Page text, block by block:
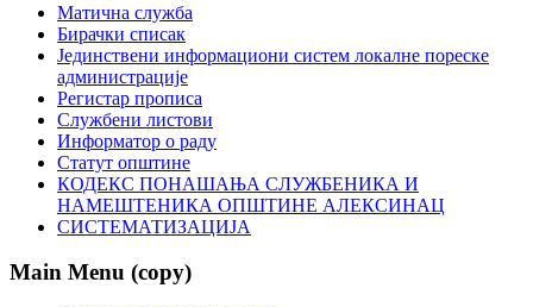
Матична служба
Бирачки списак
Јединствени информациони систем локалне пореске
администрације
Регистар прописа
Службени листови
Информатор о раду
Статут општине
КОДЕКС ПОНАШАЊА СЛУЖБЕНИКА И
НАМЕШТЕНИКА ОПШТИНЕ АЛЕКСИНАЦ
СИСТЕМАТИЗАЦИЈА
Main Menu (copy)